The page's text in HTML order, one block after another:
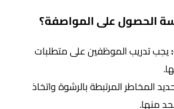
الحصول على المواصفة؟
يجب تدريب الموظفين على متطلبات
المخاطر المرتبطة بالرشوة واتخاذ
منها.